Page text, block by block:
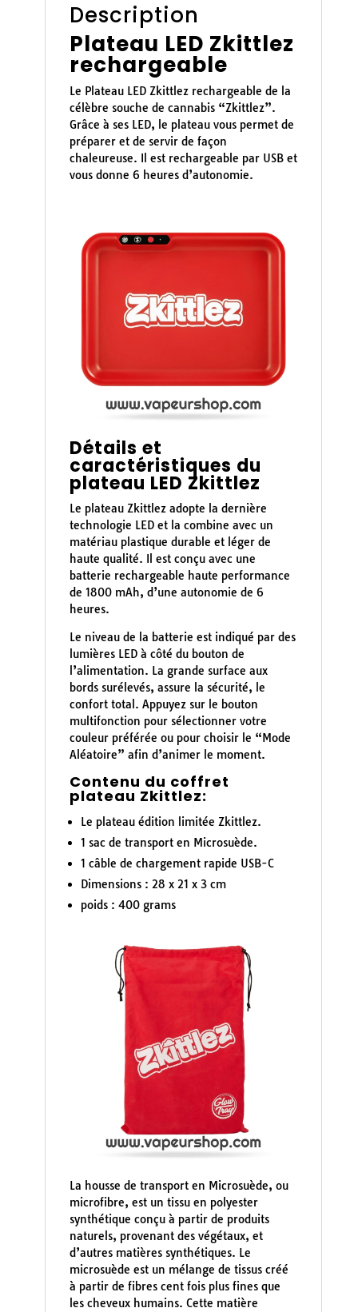
Description
Plateau LED Zkittlez
rechargeable
Le Plateau LED Zkittlez rechargeable de la
célèbre souche de cannabis “Zkittlez”.
Grâce à ses LED, le plateau vous permet de
préparer et de servir de façon
chaleureuse. Il est rechargeable par USB et
vous donne 6 heures d’autonomie.
Détails et
caractéristiques du
plateau LED Zkittlez
Le plateau Zkittlez adopte la dernière
technologie LED et la combine avec un
matériau plastique durable et léger de
haute qualité. Il est conçu avec une
batterie rechargeable haute performance
de 1800 mAh, d’une autonomie de 6
heures.
Le niveau de la batterie est indiqué par des
lumières LED à côté du bouton de
l’alimentation. La grande surface aux
bords surélevés, assure la sécurité, le
confort total. Appuyez sur le bouton
multifonction pour sélectionner votre
couleur préférée ou pour choisir le “Mode
Aléatoire” afin d’animer le moment.
Contenu du coffret
plateau Zkittlez:
Le plateau édition limitée Zkittlez.
1 sac de transport en Microsuède.
1 câble de chargement rapide USB-C
Dimensions : 28 x 21 x 3 cm
poids : 400 grams
La housse de transport en Microsuède, ou
microfibre, est un tissu en polyester
synthétique conçu à partir de produits
naturels, provenant des végétaux, et
d’autres matières synthétiques. Le
microsuède est un mélange de tissus créé
à partir de fibres cent fois plus fines que
les cheveux humains. Cette matière